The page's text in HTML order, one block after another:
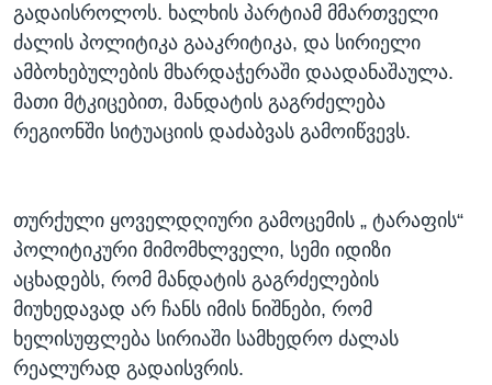
გადაისროლოს. ხალხის პარტიამ მმართველი
ძალის პოლიტიკა გააკრიტიკა, და სირიელი
ამბოხებულების მხარდაჭერაში დაადანაშაულა.
მათი მტკიცებით, მანდატის გაგრძელება
რეგიონში სიტუაციის დაძაბვას გამოიწვევს.
თურქული ყოველდღიური გამოცემის „ ტარაფის“
პოლიტიკური მიმომხლველი, სემი იდიზი
აცხადებს, რომ მანდატის გაგრძელების
მიუხედავად არ ჩანს იმის ნიშნები, რომ
ხელისუფლება სირიაში სამხედრო ძალას
რეალურად გადაისვრის.